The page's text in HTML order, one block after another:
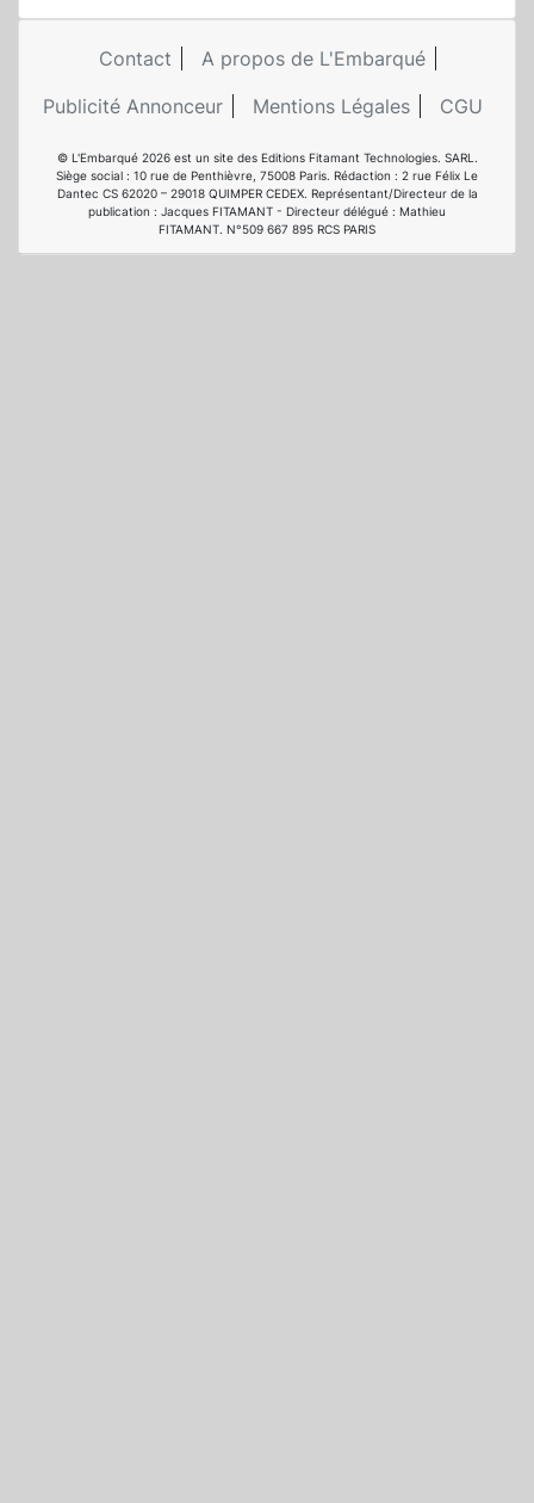
Contact
A propos de L'Embarqué
Publicité Annonceur
Mentions Légales CGU
© L'Embarqué 2026 est un site des Editions Fitamant Technologies. SARL.
Siège social : 10 rue de Penthièvre, 75008 Paris. Rédaction : 2 rue Félix Le
Dantec CS 62020 – 29018 QUIMPER CEDEX. Représentant/Directeur de la
publication : Jacques FITAMANT - Directeur délégué : Mathieu
FITAMANT. N°509 667 895 RCS PARIS